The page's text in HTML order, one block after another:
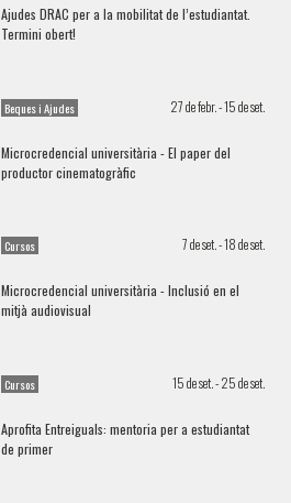
Ajudes DRAC per a la mobilitat de l’estudiantat.
Termini obert!
Beques i Ajudes 27 de febr. - 15 de set.
Microcredencial universitària - El paper del
productor cinematogràfic
Cursos 7 de set. - 18 de set.
Microcredencial universitària - Inclusió en el
mitjà audiovisual
Cursos 15 de set. - 25 de set.
Aprofita Entreiguals: mentoria per a estudiantat
de primer